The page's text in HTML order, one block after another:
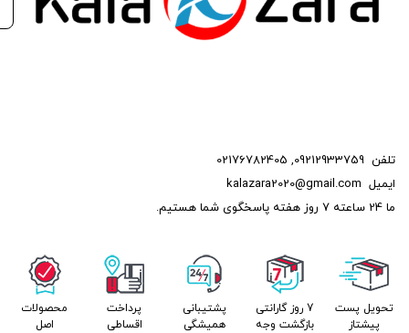
تلفن 09212933759
,
02176782405
ایمیل kalazara2020@gmail.com
ما 24 ساعته 7 روز هفته پاسخگوی شما هستیم.
تحویل پست
پیشتاز
7 روز گارانتی
بازگشت وجه
پشتیبانی
همیشگی
پرداخت
اقساطی
محصولات
اصل